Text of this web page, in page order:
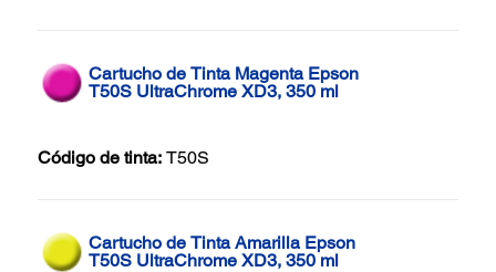
Cartucho de Tinta Magenta Epson
T50S UltraChrome XD3, 350 ml
Código de tinta: T50S
Cartucho de Tinta Amarilla Epson
T50S UltraChrome XD3, 350 ml